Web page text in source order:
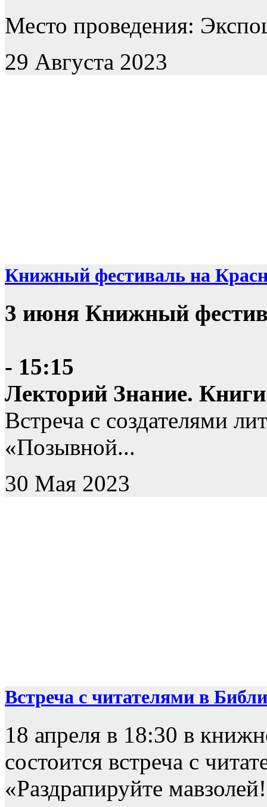
Место проведения:
29 Августа 2023
Книжный фестиваль на
3 июня Книжный
- 15:15
Лекторий Знание.
Встреча с создателями
«Позывной...
30 Мая 2023
Встреча с читателями в
18 апреля в 18:30 в
состоится встреча с
«Раздрапируйте